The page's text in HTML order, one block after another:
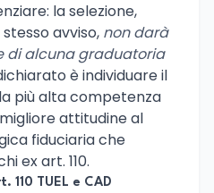
la selezione,
avviso, non darà
di alcuna graduatoria
è individuare il
più alta competenza
attitudine al
fiduciaria che
ex art. 110.
TUEL e CAD